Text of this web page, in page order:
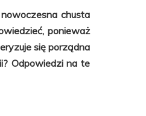
chusta
ponieważ
się porządna
Odpowiedzi na te